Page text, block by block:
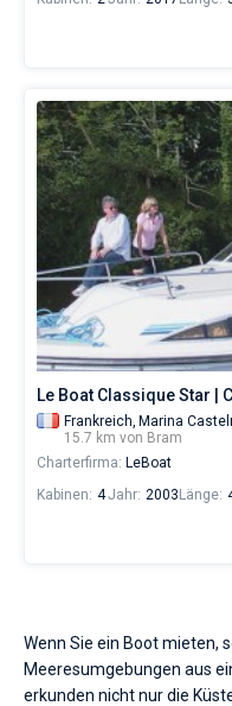
Le Boat Classique Star |
Frankreich, Marina
15.7 km von Bram
Charterfirma: LeBoat
Kabinen: 4Jahr: 2003 Länge:
Wenn Sie ein Boot mieten,
Meeresumgebungen aus
erkunden nicht nur die